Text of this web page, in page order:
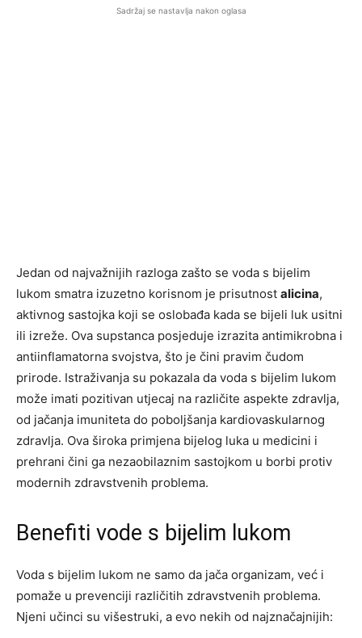
Sadržaj se nastavlja nakon oglasa
Jedan od najvažnijih razloga zašto se voda s bijelim
lukom smatra izuzetno korisnom je prisutnost alicina,
aktivnog sastojka koji se oslobađa kada se bijeli luk usitni
ili izreže. Ova supstanca posjeduje izrazita antimikrobna i
antiinflamatorna svojstva, što je čini pravim čudom
prirode. Istraživanja su pokazala da voda s bijelim lukom
može imati pozitivan utjecaj na različite aspekte zdravlja,
od jačanja imuniteta do poboljšanja kardiovaskularnog
zdravlja. Ova široka primjena bijelog luka u medicini i
prehrani čini ga nezaobilaznim sastojkom u borbi protiv
modernih zdravstvenih problema.
Benefiti vode s bijelim lukom
Voda s bijelim lukom ne samo da jača organizam, već i
pomaže u prevenciji različitih zdravstvenih problema.
Njeni učinci su višestruki, a evo nekih od najznačajnijih: